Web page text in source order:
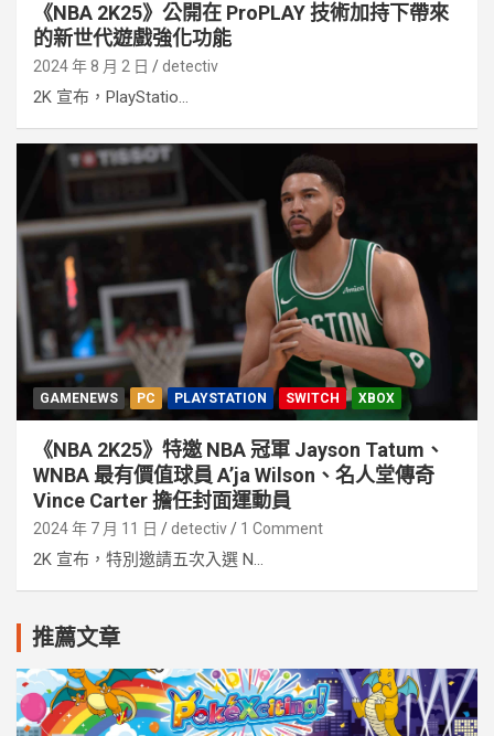
《NBA 2K25》公開在 ProPLAY 技術加持下帶來
的新世代遊戲強化功能
2024 年 8 月 2 日 detectiv
2K 宣布，PlayStatio...
GAMENEWS PC PLAYSTATION SWITCH XBOX
《NBA 2K25》特邀 NBA 冠軍 Jayson Tatum、
WNBA 最有價值球員 A’ja Wilson、名人堂傳奇
Vince Carter 擔任封面運動員
2024 年 7 月 11 日 detectiv 1 Comment
2K 宣布，特別邀請五次入選 N...
推薦文章